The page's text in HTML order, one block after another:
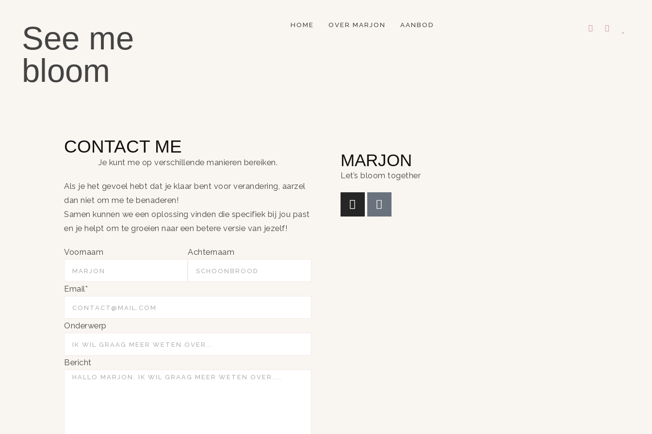
See me
bloom
HOME OVER MARJON AANBOD
CONTACT ME
Je kunt me op verschillende manieren bereiken.
Als je het gevoel hebt dat je klaar bent voor verandering, aarzel
dan niet om me te benaderen!
Samen kunnen we een oplossing vinden die specifiek bij jou past
en je helpt om te groeien naar een betere versie van jezelf!
Voornaam Achternaam
Email*
Onderwerp
Bericht
MARJON
Let’s bloom together